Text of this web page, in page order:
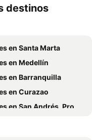
mascotas
destinos
en Santa Marta
en Medellín
en Barranquilla
en Curazao
Andrés, Providencia and Santa Catalina
en Panamá